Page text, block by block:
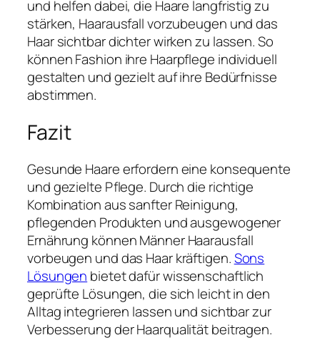
und helfen dabei, die Haare langfristig zu
stärken, Haarausfall vorzubeugen und das
Haar sichtbar dichter wirken zu lassen. So
können Fashion ihre Haarpflege individuell
gestalten und gezielt auf ihre Bedürfnisse
abstimmen.
Fazit
Gesunde Haare erfordern eine konsequente
und gezielte Pflege. Durch die richtige
Kombination aus sanfter Reinigung,
pflegenden Produkten und ausgewogener
Ernährung können Männer Haarausfall
vorbeugen und das Haar kräftigen.Sons
Lösungen bietet dafür wissenschaftlich
geprüfte Lösungen, die sich leicht in den
Alltag integrieren lassen und sichtbar zur
Verbesserung der Haarqualität beitragen.